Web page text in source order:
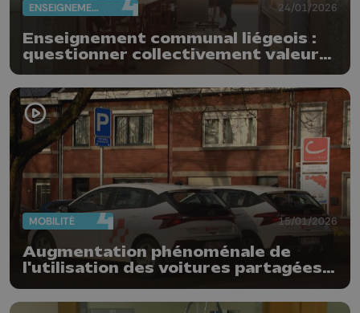
ENSEIGNEMENT 24/01/2026
Enseignement communal liégeois :
questionner collectivement valeurs
et pratiques
MOBILITÉ 15/01/2026
Augmentation phénoménale de
l'utilisation des voitures partagées à